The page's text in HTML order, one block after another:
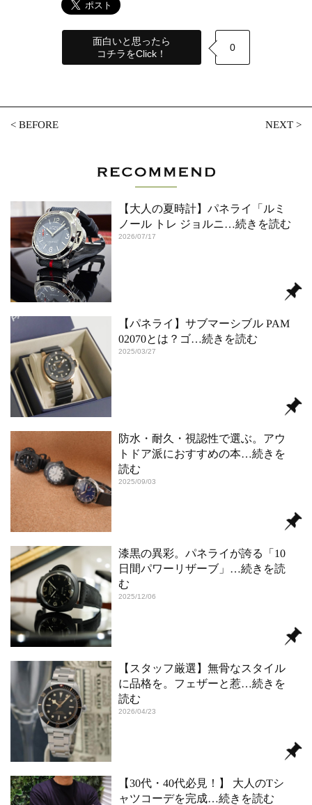
面白いと思ったら
コチラをClick！
0
<BEFORE NEXT>
【大人の夏時計】パネライ「ルミ
ノール トレ ジョルニ…続きを読む
2026/07/17
【パネライ】サブマーシブル PAM
02070とは？ゴ…続きを読む
2025/03/27
防水・耐久・視認性で選ぶ。アウ
トドア派におすすめの本…続きを
読む
2025/09/03
漆黒の異彩。パネライが誇る「10
日間パワーリザーブ」 …続きを読
む
2025/12/06
【スタッフ厳選】無骨なスタイル
に品格を。フェザーと惹…続きを
読む
2026/04/23
【30代・40代必見！】 大人のTシ
ャツコーデを完成…続きを読む